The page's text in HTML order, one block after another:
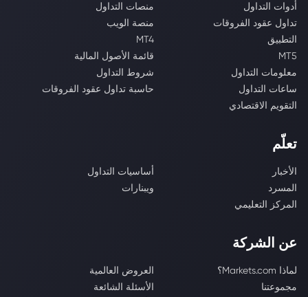
أدوات التداول
منصات التداول
تداول عقود الفروقات
منصة الويب
التطبيق
MT4
MT5
قائمة الأصول المالية
معلومات التداول
شروط التداول
ساعات التداول
حاسبة تداول عقود الفروقات
التقويم الاقتصادي
تعلّم
الأخبار
أساسيات التداول
المسرد
ويبنارات
المركز التعليمي
عن الشركة
لماذا Markets.com؟
العروض العالمية
مجموعتنا
الأسئلة الشائعة